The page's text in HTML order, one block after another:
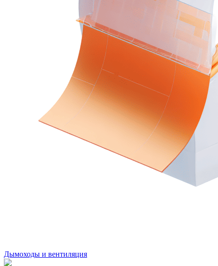
Дымоходы и вентиляция